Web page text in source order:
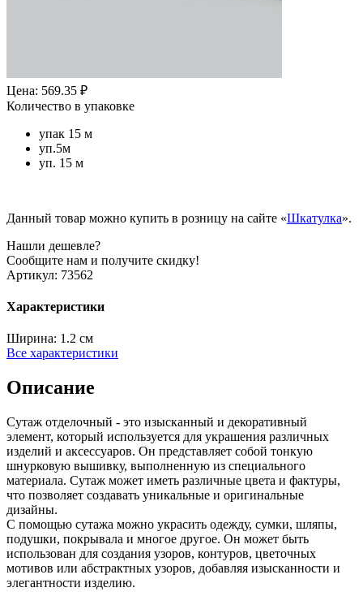
Цена: 569.35 ₽
Количество в упаковке
упак 15 м
уп.5м
уп. 15 м
Данный товар можно купить в розницу на сайте «Шкатулка».
Нашли дешевле?
Сообщите нам и получите скидку!
Артикул: 73562
Характеристики
Ширина: 1.2 см
Все характеристики
Описание
Сутаж отделочный - это изысканный и декоративный
элемент, который используется для украшения различных
изделий и аксессуаров. Он представляет собой тонкую
шнурковую вышивку, выполненную из специального
материала. Сутаж может иметь различные цвета и фактуры,
что позволяет создавать уникальные и оригинальные
дизайны.
С помощью сутажа можно украсить одежду, сумки, шляпы,
подушки, покрывала и многое другое. Он может быть
использован для создания узоров, контуров, цветочных
мотивов или абстрактных узоров, добавляя изысканности и
элегантности изделию.